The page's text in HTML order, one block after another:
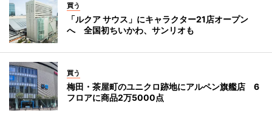
買う
「ルクア サウス」にキャラクター21店オープン
へ 全国初ちいかわ、サンリオも
買う
梅田・茶屋町のユニクロ跡地にアルペン旗艦店 6
フロアに商品2万5000点